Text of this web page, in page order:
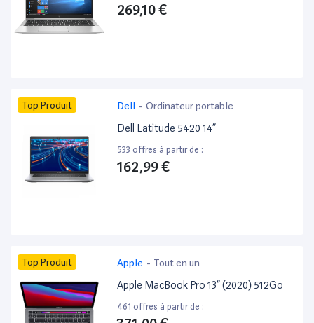
269,10 €
Top Produit Dell - Ordinateur portable
Dell Latitude 5420 14”
533 offres à partir de :
162,99 €
Top Produit Apple - Tout en un
Apple MacBook Pro 13” (2020) 512Go
461 offres à partir de :